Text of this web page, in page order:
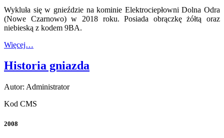
Wykluła się w gnieździe na kominie Elektrociepłowni Dolna Odra
(Nowe Czarnowo) w 2018 roku. Posiada obrączkę żółtą oraz
niebieską z kodem 9BA.
Więcej…
Historia gniazda
Autor: Administrator
Kod CMS
2008